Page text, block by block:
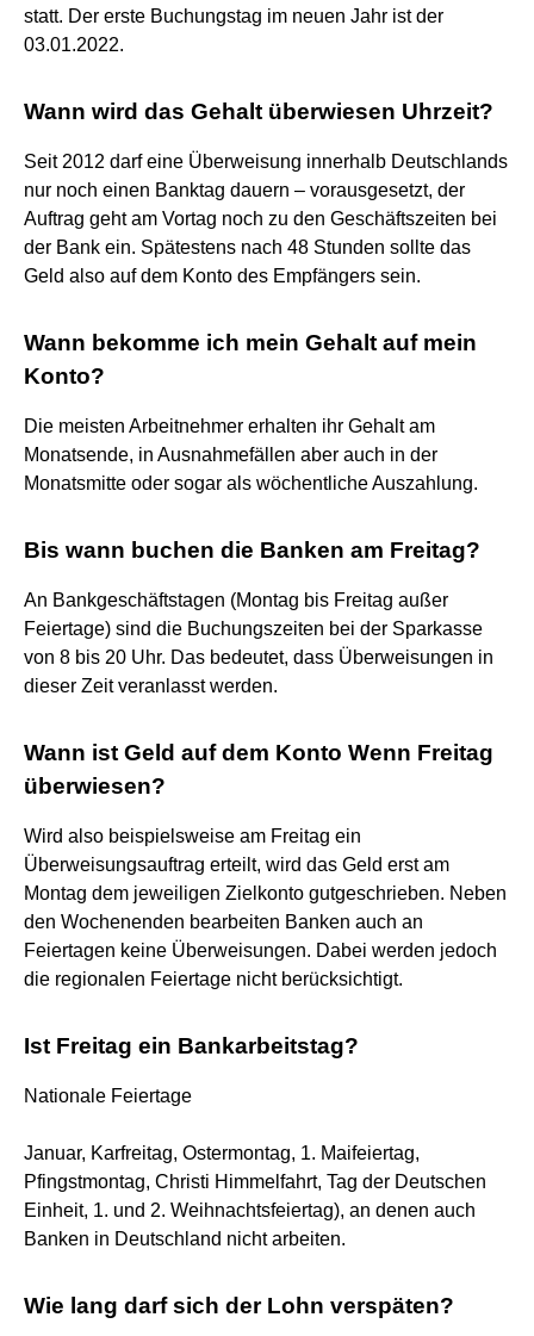
statt. Der erste Buchungstag im neuen Jahr ist der
03.01.2022.
Wann wird das Gehalt überwiesen Uhrzeit?
Seit 2012 darf eine Überweisung innerhalb Deutschlands
nur noch einen Banktag dauern – vorausgesetzt, der
Auftrag geht am Vortag noch zu den Geschäftszeiten bei
der Bank ein. Spätestens nach 48 Stunden sollte das
Geld also auf dem Konto des Empfängers sein.
Wann bekomme ich mein Gehalt auf mein
Konto?
Die meisten Arbeitnehmer erhalten ihr Gehalt am
Monatsende, in Ausnahmefällen aber auch in der
Monatsmitte oder sogar als wöchentliche Auszahlung.
Bis wann buchen die Banken am Freitag?
An Bankgeschäftstagen (Montag bis Freitag außer
Feiertage) sind die Buchungszeiten bei der Sparkasse
von 8 bis 20 Uhr. Das bedeutet, dass Überweisungen in
dieser Zeit veranlasst werden.
Wann ist Geld auf dem Konto Wenn Freitag
überwiesen?
Wird also beispielsweise am Freitag ein
Überweisungsauftrag erteilt, wird das Geld erst am
Montag dem jeweiligen Zielkonto gutgeschrieben. Neben
den Wochenenden bearbeiten Banken auch an
Feiertagen keine Überweisungen. Dabei werden jedoch
die regionalen Feiertage nicht berücksichtigt.
Ist Freitag ein Bankarbeitstag?
Nationale Feiertage
Januar, Karfreitag, Ostermontag, 1. Maifeiertag,
Pfingstmontag, Christi Himmelfahrt, Tag der Deutschen
Einheit, 1. und 2. Weihnachtsfeiertag), an denen auch
Banken in Deutschland nicht arbeiten.
Wie lang darf sich der Lohn verspäten?